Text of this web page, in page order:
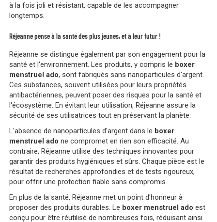
à la fois joli et résistant, capable de les accompagner
longtemps.
Réjeanne pense à la santé des plus jeunes, et à leur futur !
Réjeanne se distingue également par son engagement pour la
santé et l'environnement. Les produits, y compris le boxer
menstruel ado, sont fabriqués sans nanoparticules d'argent.
Ces substances, souvent utilisées pour leurs propriétés
antibactériennes, peuvent poser des risques pour la santé et
l'écosystème. En évitant leur utilisation, Réjeanne assure la
sécurité de ses utilisatrices tout en préservant la planète.
L'absence de nanoparticules d'argent dans le boxer
menstruel ado ne compromet en rien son efficacité. Au
contraire, Réjeanne utilise des techniques innovantes pour
garantir des produits hygiéniques et sûrs. Chaque pièce est le
résultat de recherches approfondies et de tests rigoureux,
pour offrir une protection fiable sans compromis.
En plus de la santé, Réjeanne met un point d'honneur à
proposer des produits durables. Le boxer menstruel ado est
conçu pour être réutilisé de nombreuses fois, réduisant ainsi